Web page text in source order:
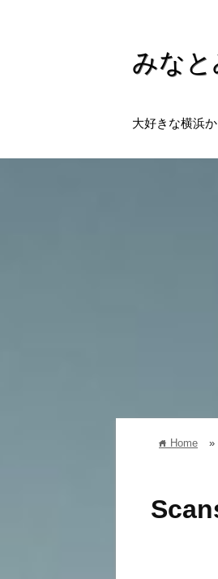
みな
大好きな横浜
home Home »